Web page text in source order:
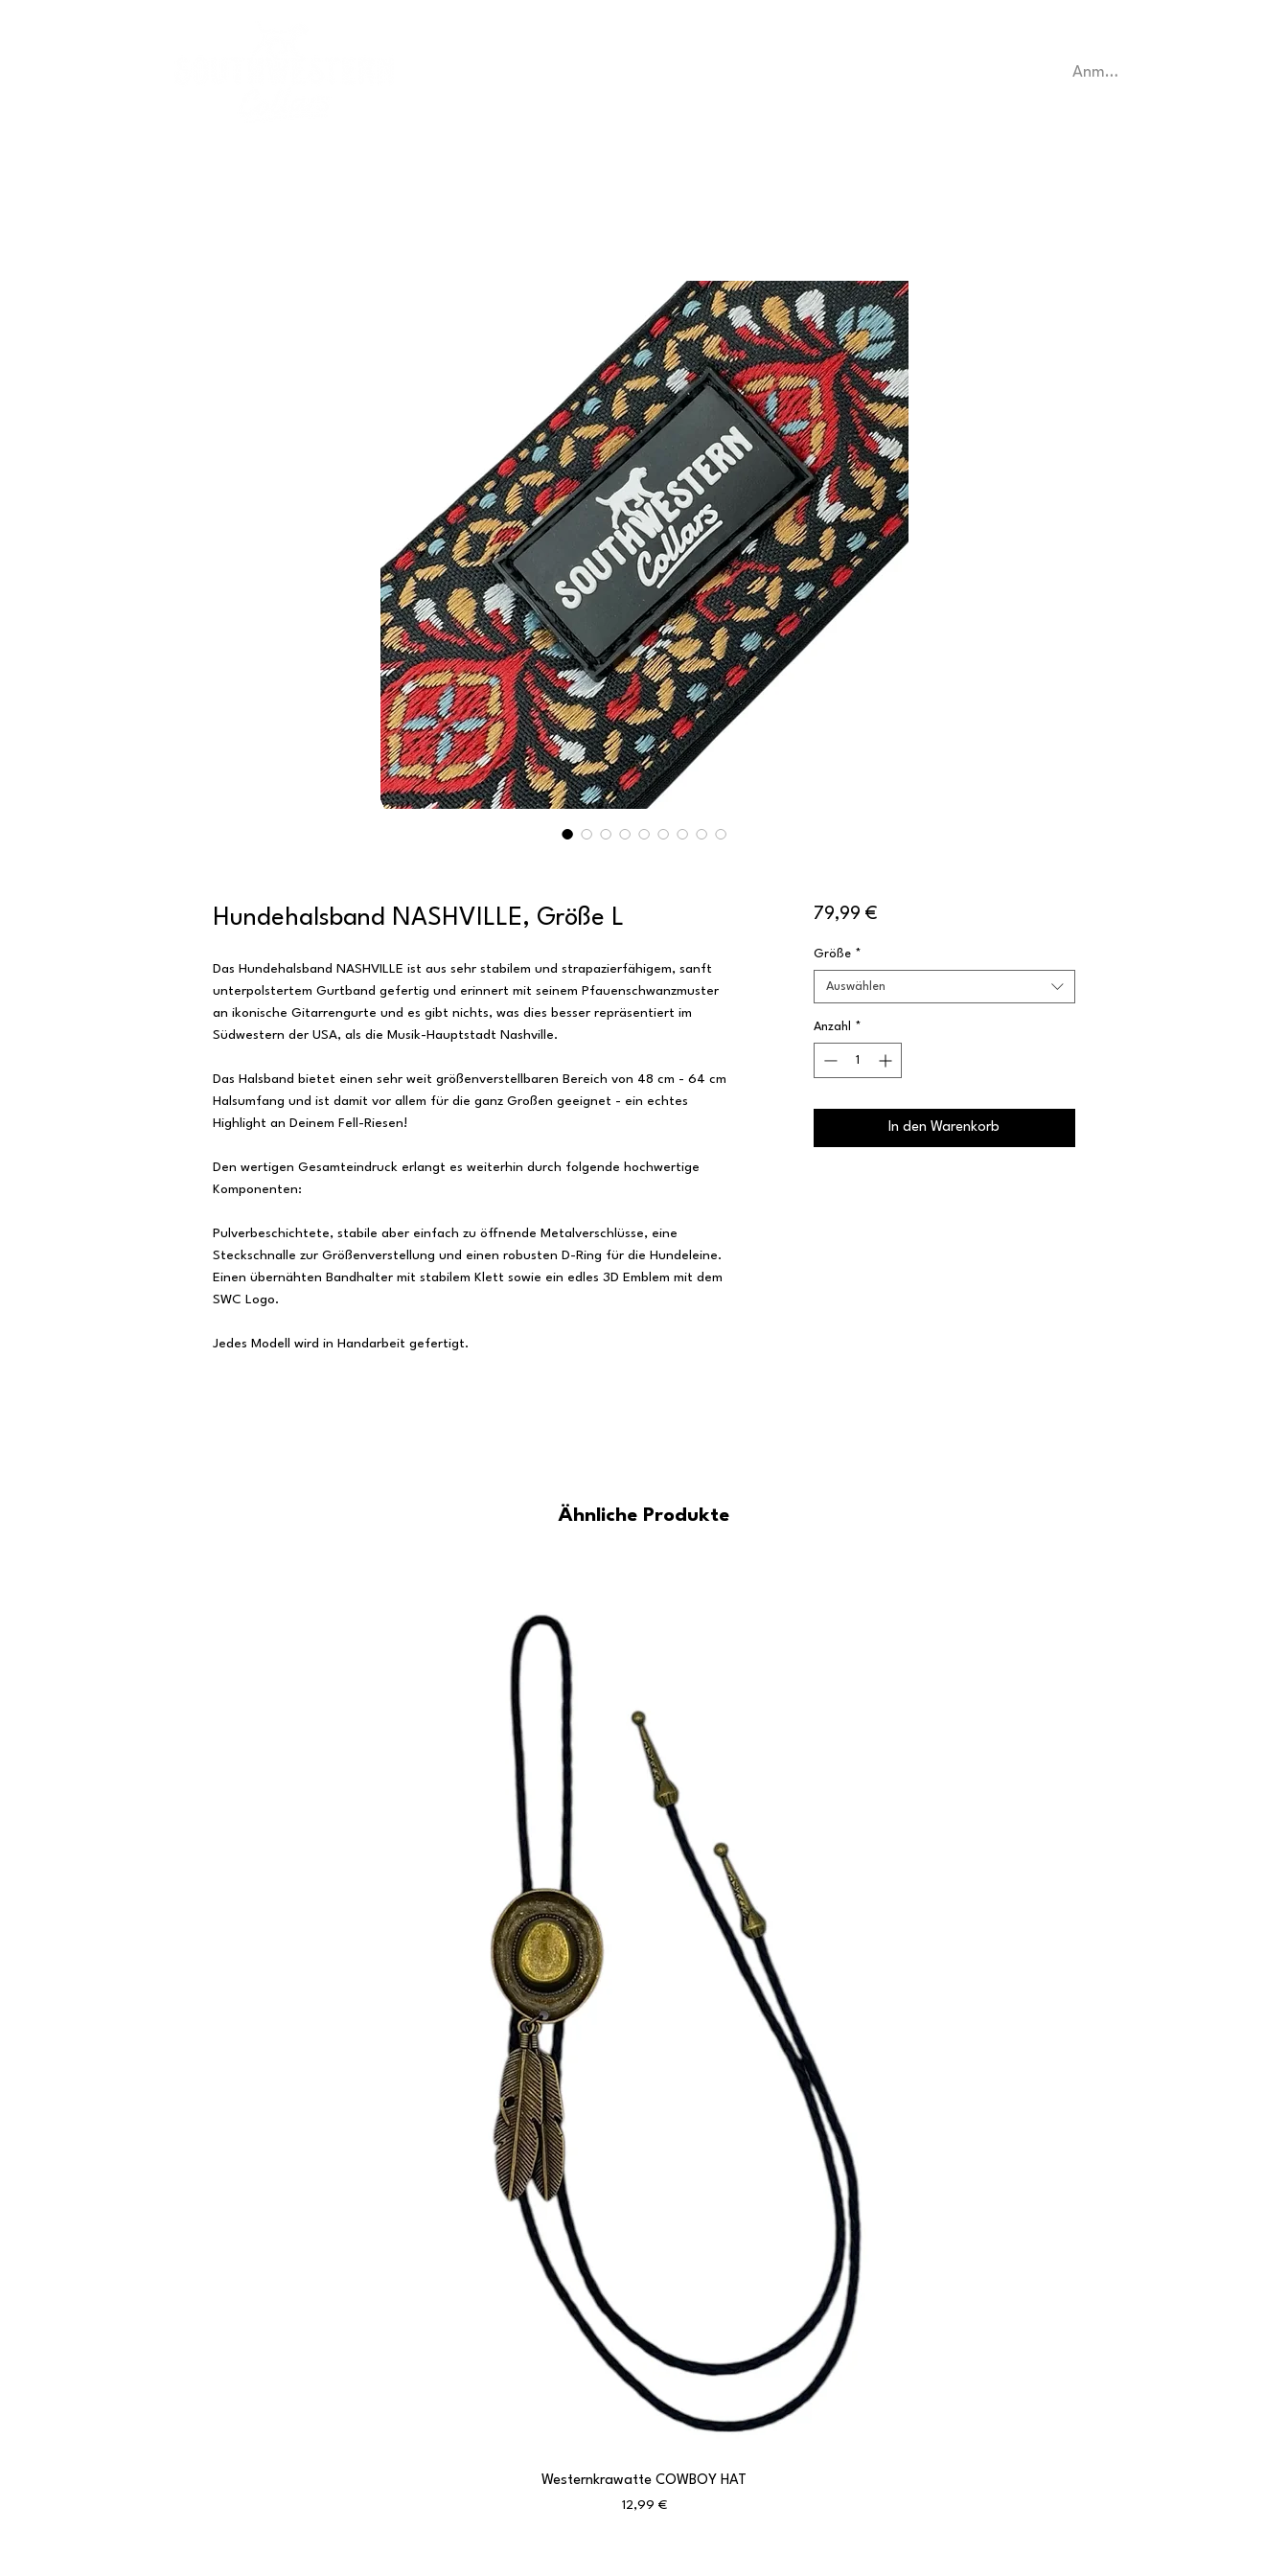
Anmelden
Hundehalsband NASHVILLE, Größe L
Das Hundehalsband NASHVILLE ist aus sehr stabilem und strapazierfähigem, sanft
unterpolstertem Gurtband gefertig und erinnert mit seinem Pfauenschwanzmuster
an ikonische Gitarrengurte und es gibt nichts, was dies besser repräsentiert im
Südwestern der USA, als die Musik-Hauptstadt Nashville.
Das Halsband bietet einen sehr weit größenverstellbaren Bereich von 48 cm - 64 cm
Halsumfang und ist damit vor allem für die ganz Großen geeignet - ein echtes
Highlight an Deinem Fell-Riesen!
Den wertigen Gesamteindruck erlangt es weiterhin durch folgende hochwertige
Komponenten:
Pulverbeschichtete, stabile aber einfach zu öffnende Metalverschlüsse, eine
Steckschnalle zur Größenverstellung und einen robusten D-Ring für die Hundeleine.
Einen übernähten Bandhalter mit stabilem Klett sowie ein edles 3D Emblem mit dem
SWC Logo.
Jedes Modell wird in Handarbeit gefertigt.
79,99 €Preis
Größe *
Auswählen
Anzahl *
In den Warenkorb
Ähnliche Produkte
Schnellansicht
Westernkrawatte COWBOY HAT
Preis
12,99 €